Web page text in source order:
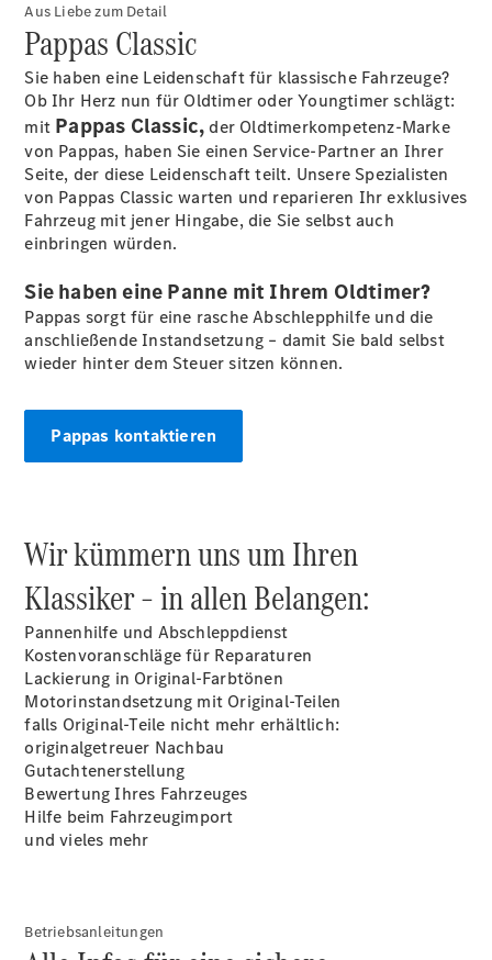
Aus Liebe zum Detail
Pappas Classic
Sie haben eine Leidenschaft für klassische Fahrzeuge?
Ob Ihr Herz nun für Oldtimer oder Youngtimer schlägt:
mit Pappas Classic, der Oldtimerkompetenz-Marke
von Pappas, haben Sie einen Service-Partner an Ihrer
Seite, der diese Leidenschaft teilt. Unsere Spezialisten
von Pappas Classic warten und reparieren Ihr exklusives
Fahrzeug mit jener Hingabe, die Sie selbst auch
einbringen würden.
Sie haben eine Panne mit Ihrem Oldtimer?
Pappas sorgt für eine rasche Abschlepphilfe und die
anschließende Instandsetzung – damit Sie bald selbst
wieder hinter dem Steuer sitzen können.
Pappas kontaktieren
Wir kümmern uns um Ihren
Klassiker – in allen Belangen:
Pannenhilfe und Abschleppdienst
Kostenvoranschläge für Reparaturen
Lackierung in Original-Farbtönen
Motorinstandsetzung mit Original-Teilen
falls Original-Teile nicht mehr erhältlich:
originalgetreuer Nachbau
Gutachtenerstellung
Bewertung Ihres Fahrzeuges
Hilfe beim Fahrzeugimport
und vieles mehr
Betriebsanleitungen